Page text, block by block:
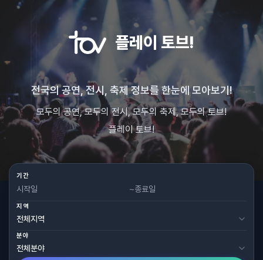
플레이 토브!
전국의 공연, 전시, 축제 정보를 한눈에 모아보기!
모두의 공연, 모두의 전시, 모두의 축제, 모두의 토브!
플레이 토브!
기간
~
지역
분야